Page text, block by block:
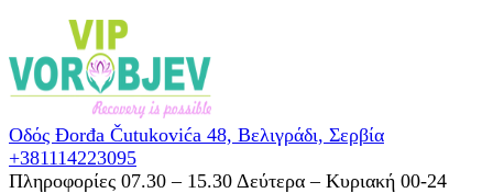
Οδός Đorđa Čutukovića 48, Βελιγράδι, Σερβία
+381114223095
Πληροφορίες 07.30 – 15.30 Δεύτερα – Κυριακή 00-24